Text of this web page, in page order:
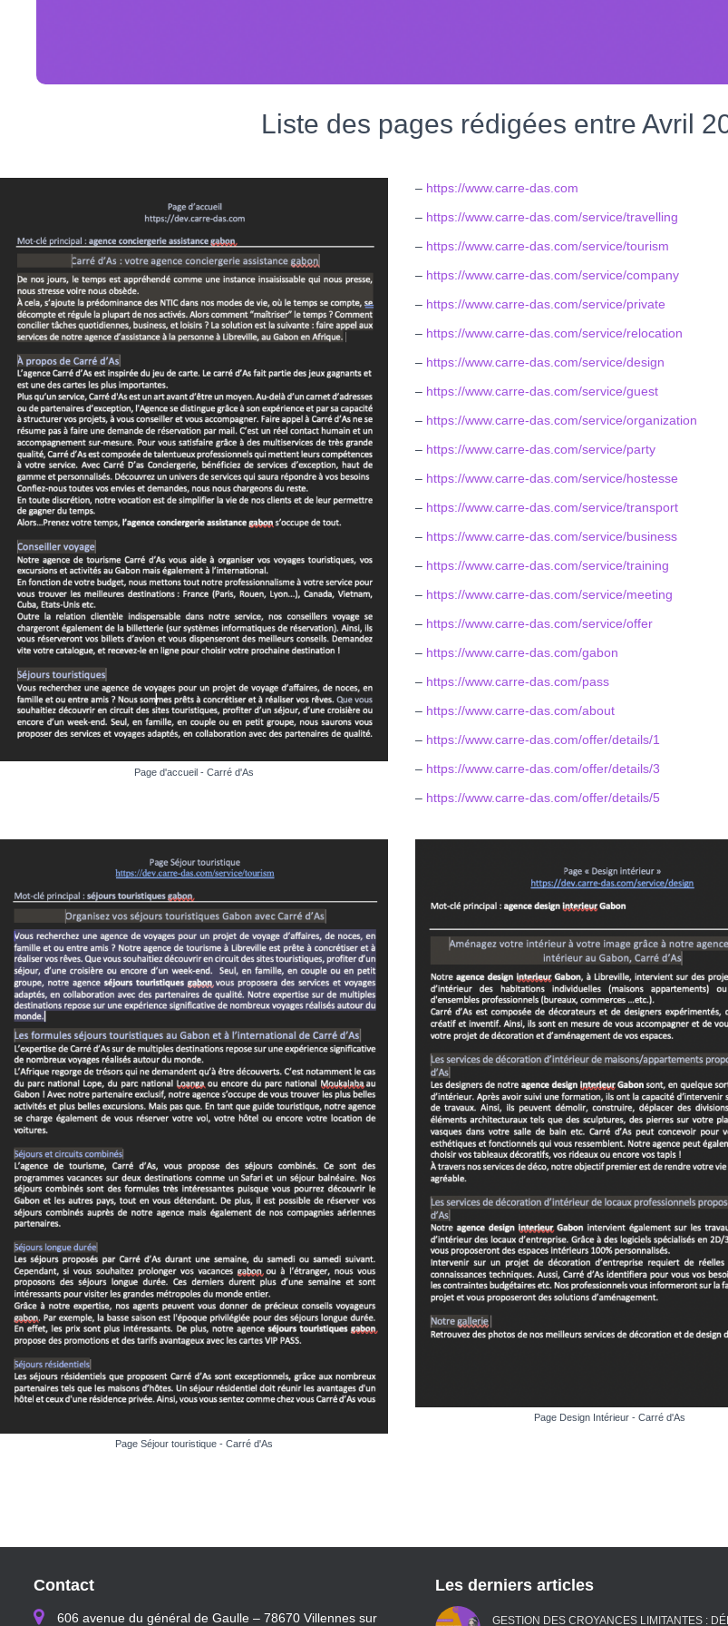
Liste des pages rédigées entre Avril
Page d'accueil - Carré d'As
– https://www.carre-das.com
– https://www.carre-das.com/service/travelling
– https://www.carre-das.com/service/tourism
– https://www.carre-das.com/service/company
– https://www.carre-das.com/service/private
– https://www.carre-das.com/service/relocation
– https://www.carre-das.com/service/design
– https://www.carre-das.com/service/guest
– https://www.carre-das.com/service/organization
– https://www.carre-das.com/service/party
– https://www.carre-das.com/service/hostesse
– https://www.carre-das.com/service/transport
– https://www.carre-das.com/service/business
– https://www.carre-das.com/service/training
– https://www.carre-das.com/service/meeting
– https://www.carre-das.com/service/offer
– https://www.carre-das.com/gabon
– https://www.carre-das.com/pass
– https://www.carre-das.com/about
– https://www.carre-das.com/offer/details/1
– https://www.carre-das.com/offer/details/3
– https://www.carre-das.com/offer/details/5
Page Séjour touristique - Carré d'As
Page Design Intérieur - Carré d'As
Contact
606 avenue du général de Gaulle – 78670 Villennes sur
Les derniers articles
GESTION DES CROYANCES LIMITANTES :